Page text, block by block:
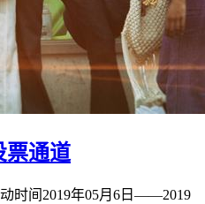
票通道
时间2019年05月6日——2019